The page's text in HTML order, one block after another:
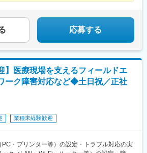
応募する
】医療現場を支えるフィールドエ
ーク障害対応など◆土日祝／正社
業種未経験歓迎
PC・プリンター等）の設定・トラブル対応の実